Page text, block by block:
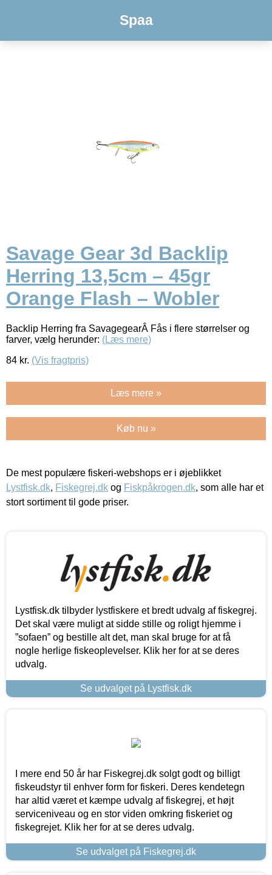
Spaa
Savage Gear 3d Backlip
Herring 13,5cm – 45gr
Orange Flash – Wobler
Backlip Herring fra SavagegearÂ Fås i flere størrelser og
farver, vælg herunder: (Læs mere)
84 kr. (Vis fragtpris)
Læs mere »
Køb nu »
De mest populære fiskeri-webshops er i øjeblikket
Lystfisk.dk, Fiskegrej.dk og Fiskpåkrogen.dk, som alle har et
stort sortiment til gode priser.
Lystfisk.dk tilbyder lystfiskere et bredt udvalg af fiskegrej.
Det skal være muligt at sidde stille og roligt hjemme i
”sofaen” og bestille alt det, man skal bruge for at få
nogle herlige fiskeoplevelser. Klik her for at se deres
udvalg.
Se udvalget på Lystfisk.dk
I mere end 50 år har Fiskegrej.dk solgt godt og billigt
fiskeudstyr til enhver form for fiskeri. Deres kendetegn
har altid været et kæmpe udvalg af fiskegrej, et højt
serviceniveau og en stor viden omkring fiskeriet og
fiskegrejet. Klik her for at se deres udvalg.
Se udvalget på Fiskegrej.dk